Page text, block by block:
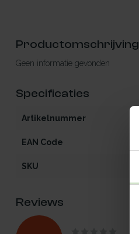
Productomschrijving
Geen informatie gevonden
Specificaties
Artikelnummer
EAN Code
SKU
Reviews